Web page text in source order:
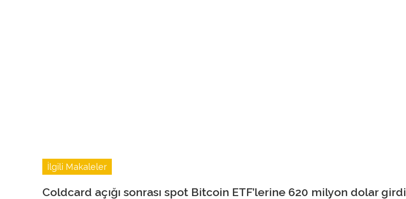
İlgili Makaleler
Coldcard açığı sonrası spot Bitcoin ETF’lerine 620 milyon dolar girdi